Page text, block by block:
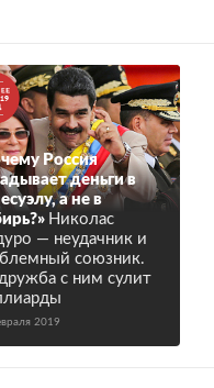
Россия
деньги в
а не в
Николас
— неудачник и
союзник.
с ним сулит
2019